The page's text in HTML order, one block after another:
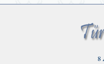
8